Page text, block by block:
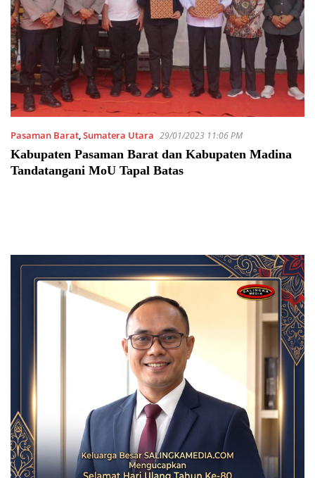
Pasaman Barat,Sumatera Utara 29/01/2023 11:06 PM
Kabupaten Pasaman Barat dan Kabupaten Madina
Tandatangani MoU Tapal Batas